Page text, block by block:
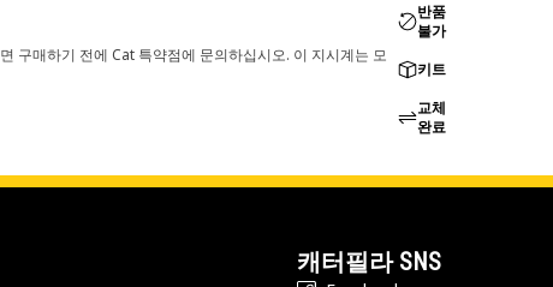
구매하기 전에 Cat 특약점에 문의하십시오. 이 지시계는 모
반품
불가
키트
교체
완료
캐터필라 SNS